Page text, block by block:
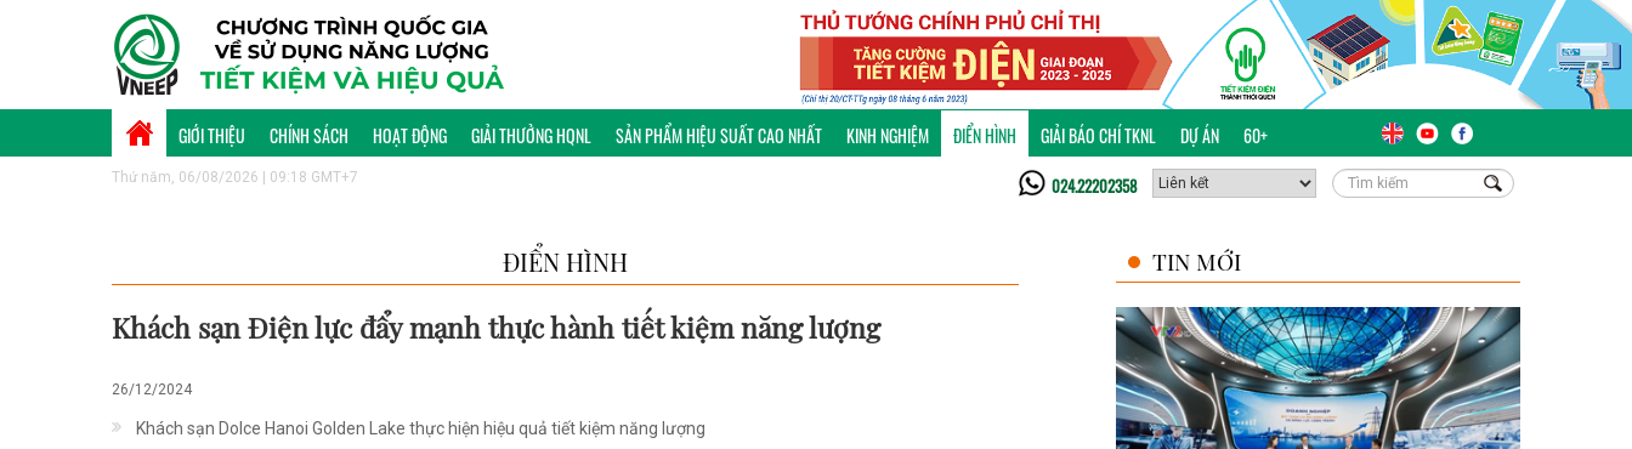
GIỚI THIỆU CHÍNH SÁCH HOẠT ĐỘNG GIẢI THƯỞNG HQNL SẢN PHẨM HIỆU SUẤT CAO NHẤT KINH NGHIỆM ĐIỂN HÌNH GIẢI BÁO CHÍ TKNL DỰ ÁN 60+
Thứ năm, 06/08/2026 | 09:18 GMT+7 024.22202358
ĐIỂN HÌNH
Khách sạn Điện lực đẩy mạnh thực hành tiết kiệm năng lượng
26/12/2024
Khách sạn Dolce Hanoi Golden Lake thực hiện hiệu quả tiết kiệm năng lượng
TIN MỚI